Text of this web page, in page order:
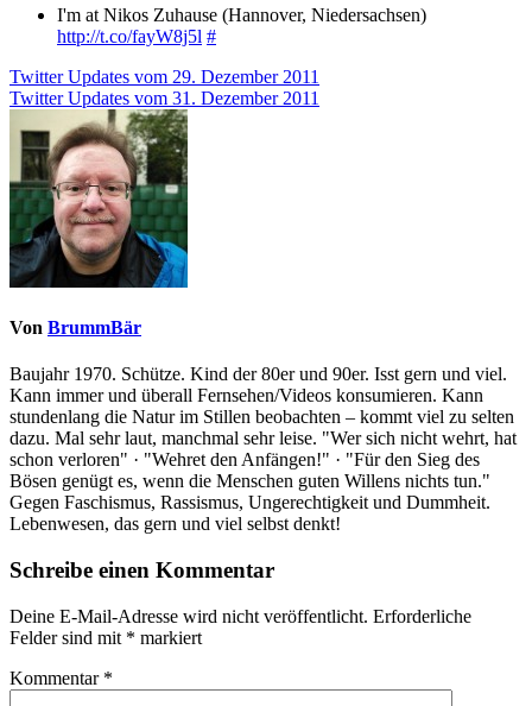
I'm at Nikos Zuhause (Hannover, Niedersachsen)
http://t.co/fayW8j5l #
Beitragsnavigation
Twitter Updates vom 29. Dezember 2011
Twitter Updates vom 31. Dezember 2011
Von BrummBär
Baujahr 1970. Schütze. Kind der 80er und 90er. Isst gern und viel.
Kann immer und überall Fernsehen/Videos konsumieren. Kann
stundenlang die Natur im Stillen beobachten – kommt viel zu selten
dazu. Mal sehr laut, manchmal sehr leise. "Wer sich nicht wehrt, hat
schon verloren" · "Wehret den Anfängen!" · "Für den Sieg des
Bösen genügt es, wenn die Menschen guten Willens nichts tun."
Gegen Faschismus, Rassismus, Ungerechtigkeit und Dummheit.
Lebenwesen, das gern und viel selbst denkt!
Schreibe einen Kommentar
Deine E-Mail-Adresse wird nicht veröffentlicht. Erforderliche
Felder sind mit * markiert
Kommentar *